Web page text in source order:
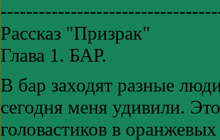
Рассказ "Призрак"
Глава 1. БАР.
В бар заходят разные
сегодня меня удивили.
головастиков в